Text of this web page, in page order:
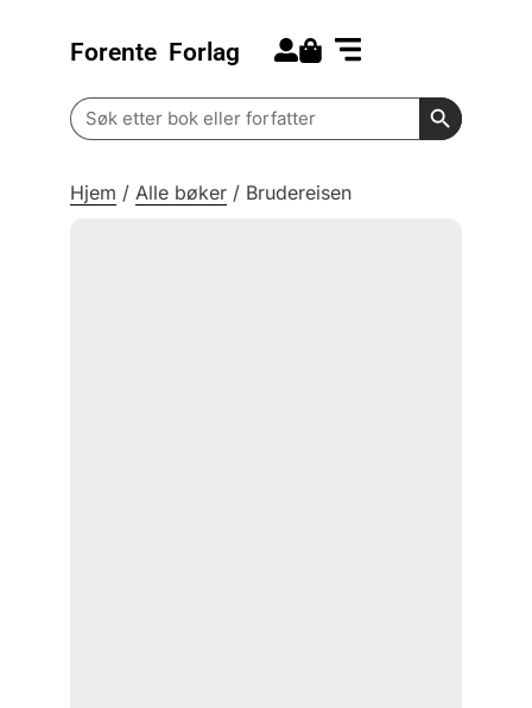
Forente Forlag
Search
for:
Search
Hjem / Alle bøker / Brudereisen